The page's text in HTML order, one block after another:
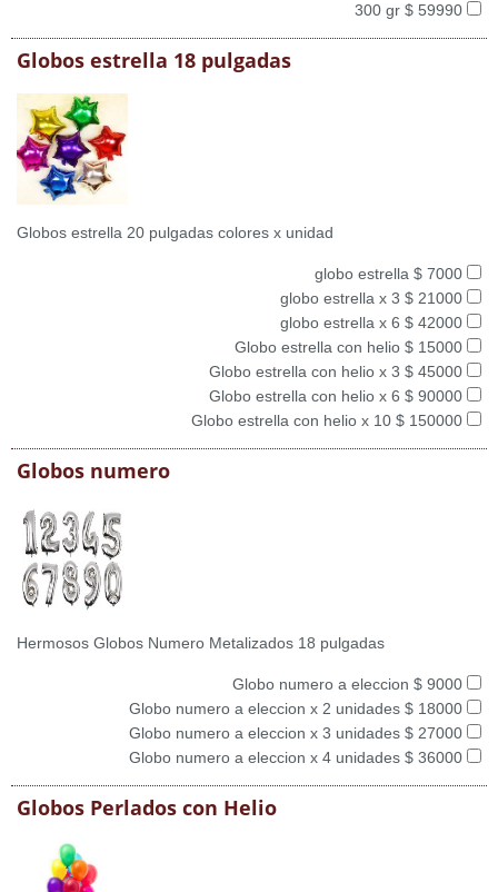
300 gr $ 59990
Globos estrella 18 pulgadas
Globos estrella 20 pulgadas colores x unidad
globo estrella $ 7000
globo estrella x 3 $ 21000
globo estrella x 6 $ 42000
Globo estrella con helio $ 15000
Globo estrella con helio x 3 $ 45000
Globo estrella con helio x 6 $ 90000
Globo estrella con helio x 10 $ 150000
Globos numero
Hermosos Globos Numero Metalizados 18 pulgadas
Globo numero a eleccion $ 9000
Globo numero a eleccion x 2 unidades $ 18000
Globo numero a eleccion x 3 unidades $ 27000
Globo numero a eleccion x 4 unidades $ 36000
Globos Perlados con Helio